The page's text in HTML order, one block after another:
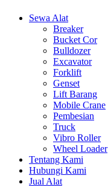
Sewa Alat
Breaker
Bucket Cor
Bulldozer
Excavator
Forklift
Genset
Lift Barang
Mobile Crane
Pembesian
Truck
Vibro Roller
Wheel Loader
Tentang Kami
Hubungi Kami
Jual Alat